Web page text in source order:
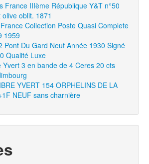
France IIIème République Y&T n°50
oblit. 1871
Collection Poste Quasi Complete
1959
Pont Du Gard Neuf Année 1930 Signé
Qualité Luxe
Yvert 3 en bande de 4 Ceres 20 cts
YVERT 154 ORPHELINS DE LA
NEUF sans charnière